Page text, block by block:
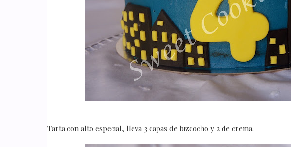
Tarta con alto especial, lleva 3 capas de bizcocho y 2 de crema.